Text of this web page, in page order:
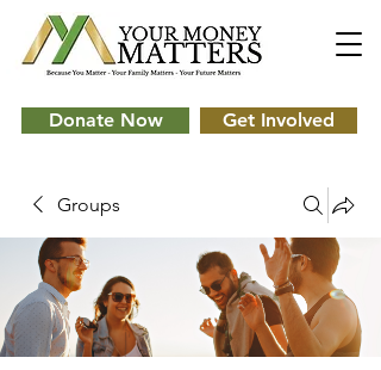
Donate Now Get Involved
Groups